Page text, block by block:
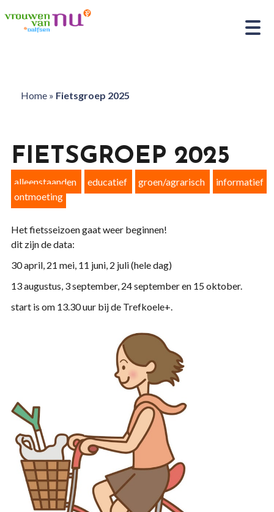
Home» Fietsgroep 2025
FIETSGROEP 2025
alleenstaanden educatief groen/agrarisch
informatief
ontmoeting
Het fietsseizoen gaat weer beginnen!
dit zijn de data:
30 april, 21 mei, 11 juni, 2 juli (hele dag)
13 augustus, 3 september, 24 september en 15 oktober.
start is om 13.30 uur bij de Trefkoele+.